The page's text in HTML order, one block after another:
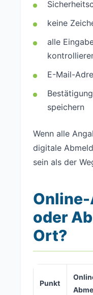
keine
alle
E-Mail-
speichern
Wenn alle
digitale
sein als der
oder
Ort?
Punkt